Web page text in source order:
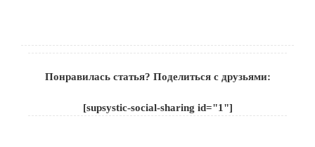
Понравилась статья? Поделиться с друзьями:
[supsystic-social-sharing id="1"]